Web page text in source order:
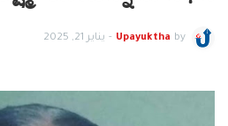
by
Upayuktha
- يناير 21, 2025